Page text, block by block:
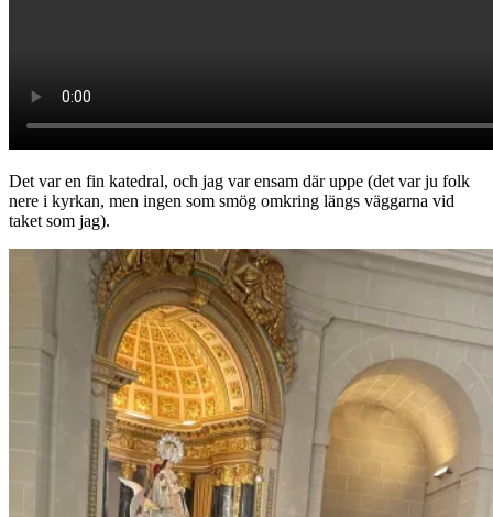
Det var en fin katedral, och jag var ensam där uppe (det var ju folk
nere i kyrkan, men ingen som smög omkring längs väggarna vid
taket som jag).